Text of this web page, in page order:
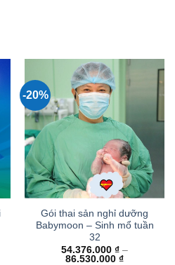
₫
-20%
Gói thai sản nghỉ dưỡng
Babymoon – Sinh mổ tuần
32
54.376.000 ₫ –
86.530.000 ₫Khoảng